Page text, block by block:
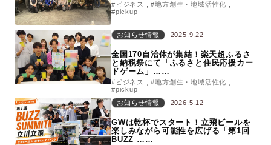
#ビジネス
#地方創生・地域活性化
#pickup
お知らせ情報 2025.9.22
全国170自治体が集結！楽天超ふるさ
と納税祭にて「ふるさと住民応援カー
ドゲーム」……
#ビジネス
#地方創生・地域活性化
#pickup
お知らせ情報
2026.5.12
GWは乾杯でスタート！立飛ビールを
楽しみながら可能性を広げる「第1回
BUZZ ……